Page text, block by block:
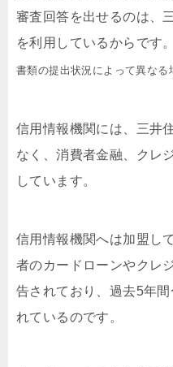
審査回答を出せるのは、
を利用しているからです。
書類の提出状況によって異なる
信用情報機関には、三井
なく、消費者金融、クレ
しています。
信用情報機関へは加盟し
者のカードローンやクレ
告されており、過去5年
れているのです。